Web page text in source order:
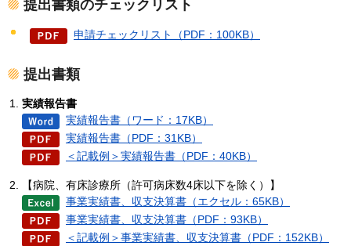
提出書類のチェックリスト
申請チェックリスト（PDF：100KB）
提出書類
実績報告書
実績報告書（ワード：17KB）
実績報告書（PDF：31KB）
＜記載例＞実績報告書（PDF：40KB）
【病院、有床診療所（許可病床数4床以下を除く）】
事業実績書、収支決算書（エクセル：65KB）
事業実績書、収支決算書（PDF：93KB）
＜記載例＞事業実績書、収支決算書（PDF：152KB）